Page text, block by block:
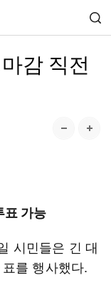
감 직전
표 가능
시민들은 긴 대
를 행사했다.